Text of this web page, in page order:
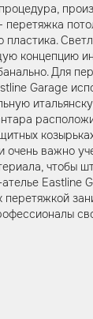
перетяжка
пластика.
концепцию
Для
Garage
очень важно
чтобы
Eastline
перетяжкой